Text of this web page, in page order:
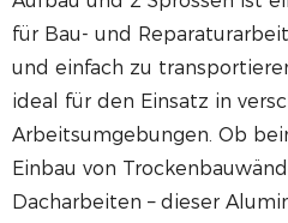
für Bau- und
und einfach zu
ideal für den Einsatz in
Arbeitsumgebungen. Ob
Einbau von
Dacharbeiten – dieser